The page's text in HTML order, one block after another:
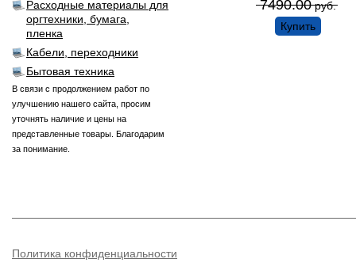
Расходные материалы для
оргтехники, бумага,
пленка
Кабели, переходники
Бытовая техника
В связи с продолжением работ по
улучшению нашего сайта, просим
уточнять наличие и цены на
представленные товары. Благодарим
за понимание.
7490.00 руб.
Купить
Политика конфиденциальности